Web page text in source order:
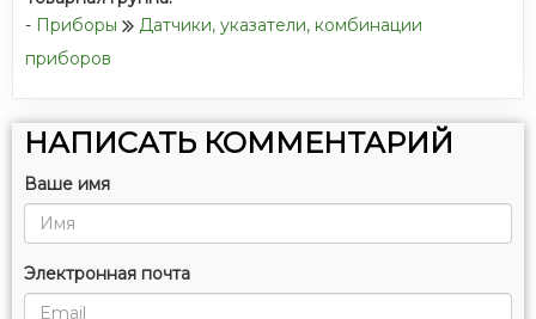
- Приборы
Датчики, указатели, комбинации
приборов
НАПИСАТЬ КОММЕНТАРИЙ
Ваше имя
Электронная почта